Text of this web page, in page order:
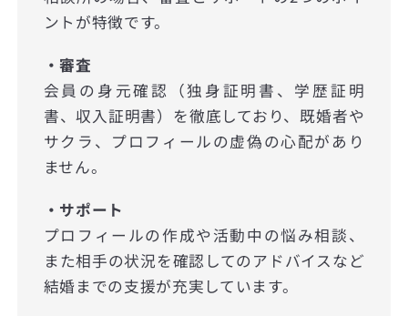
ントが特徴です。
・審査
会員の身元確認（独身証明書、学歴証明
書、収入証明書）を徹底しており、既婚者や
サクラ、プロフィールの虚偽の心配があり
ません。
・サポート
プロフィールの作成や活動中の悩み相談、
また相手の状況を確認してのアドバイスなど
結婚までの支援が充実しています。